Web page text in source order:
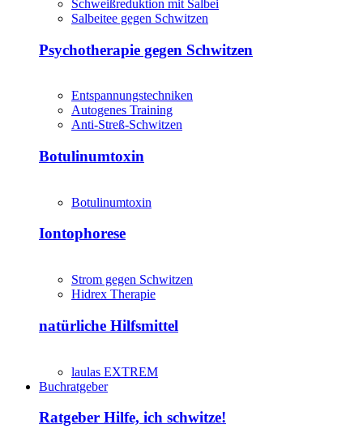
Schweißreduktion mit Salbei
Salbeitee gegen Schwitzen
Psychotherapie gegen Schwitzen
Entspannungstechniken
Autogenes Training
Anti-Streß-Schwitzen
Botulinumtoxin
Botulinumtoxin
Iontophorese
Strom gegen Schwitzen
Hidrex Therapie
natürliche Hilfsmittel
laulas EXTREM
Buchratgeber
Ratgeber Hilfe, ich schwitze!